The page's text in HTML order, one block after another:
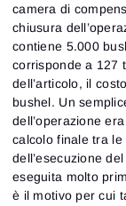
camera di
chiusura
contiene 5.000
corrisponde a 127
dell’articolo, il
bushel. Un
dell’operazione
calcolo finale tra le
dell’esecuzione
eseguita molto
è il motivo per cui